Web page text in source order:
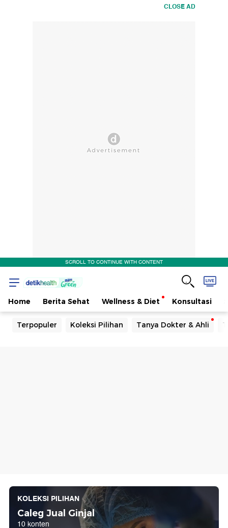
CLOSE AD
SCROLL TO CONTINUE WITH CONTENT
Home Berita Sehat Wellness & Diet Konsultasi
Terpopuler Koleksi Pilihan Tanya Dokter & Ahli
KOLEKSI PILIHAN
Caleg Jual Ginjal
10 konten